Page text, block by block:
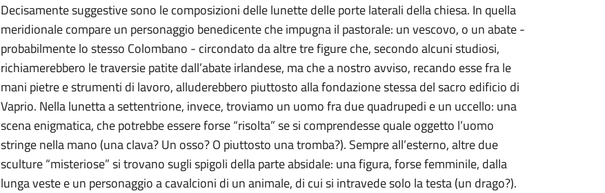
Decisamente suggestive sono le composizioni delle lunette delle porte laterali della chiesa. In quella
meridionale compare un personaggio benedicente che impugna il pastorale: un vescovo, o un abate -
probabilmente lo stesso Colombano - circondato da altre tre figure che, secondo alcuni studiosi,
richiamerebbero le traversie patite dall’abate irlandese, ma che a nostro avviso, recando esse fra le
mani pietre e strumenti di lavoro, alluderebbero piuttosto alla fondazione stessa del sacro edificio di
Vaprio. Nella lunetta a settentrione, invece, troviamo un uomo fra due quadrupedi e un uccello: una
scena enigmatica, che potrebbe essere forse “risolta” se si comprendesse quale oggetto l’uomo
stringe nella mano (una clava? Un osso? O piuttosto una tromba?). Sempre all’esterno, altre due
sculture “misteriose” si trovano sugli spigoli della parte absidale: una figura, forse femminile, dalla
lunga veste e un personaggio a cavalcioni di un animale, di cui si intravede solo la testa (un drago?).